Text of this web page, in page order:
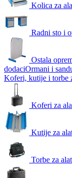
Kolica za
Radni sto i
Ostala
dodaciOrmani i
Koferi, kutije i torbe
Koferi za
Kutije za
Torbe za alat